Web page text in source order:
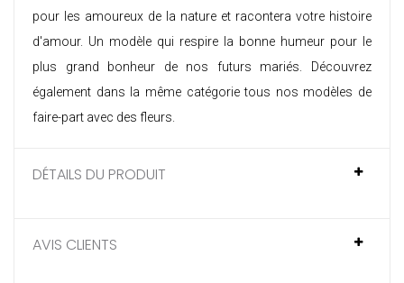
pour les amoureux de la nature et racontera votre histoire
d'amour. Un modèle qui respire la bonne humeur pour le
plus grand bonheur de nos futurs mariés. Découvrez
également dans la même catégorie tous nos modèles de
faire-part avec des fleurs
DÉTAILS DU PRODUIT
AVIS CLIENTS